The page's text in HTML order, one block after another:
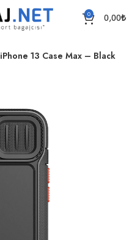
0 0,00₺
iPhone 13 Case Max – Black